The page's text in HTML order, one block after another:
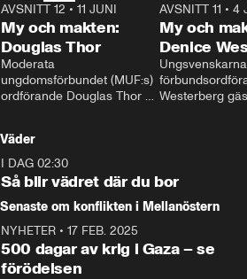
26:27
AVSNITT 12 • 11 JUNI
My och makten:
Douglas Thor
Moderata
ungdomsförbundet (MUF:s)
ordförande Douglas Thor
tonårsutvisningarna och hur
Moderaterna ska locka
väljare till valet i höst.
AVSNITT 11 •4
My och
Denice
Westerberg
Väder
I DAG 02:30
Så blir vädret där du bor
Senaste om konflikten i Mellanöstern
NYHETER • 17 FEB. 2025
500 dagar av krig i Gaza – se
förödelsen